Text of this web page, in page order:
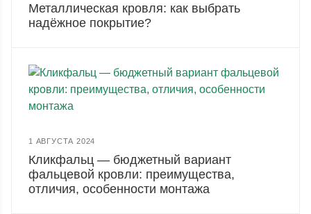
Металлическая кровля: как выбрать
надёжное покрытие?
1 АВГУСТА 2024
Кликфальц — бюджетный вариант
фальцевой кровли: преимущества,
отличия, особенности монтажа